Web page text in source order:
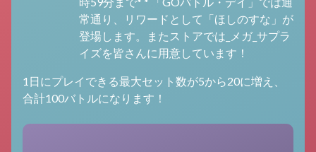
常通り、リワードとして「ほしのすな」が
登場します。またストアでは_メガ_サプラ
イズを皆さんに用意しています！
1日にプレイできる最大セット数が5から20に増え、
合計100バトルになります！